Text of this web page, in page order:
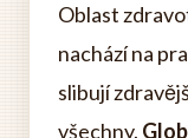
Oblast
nachází na
slibují
všechny.